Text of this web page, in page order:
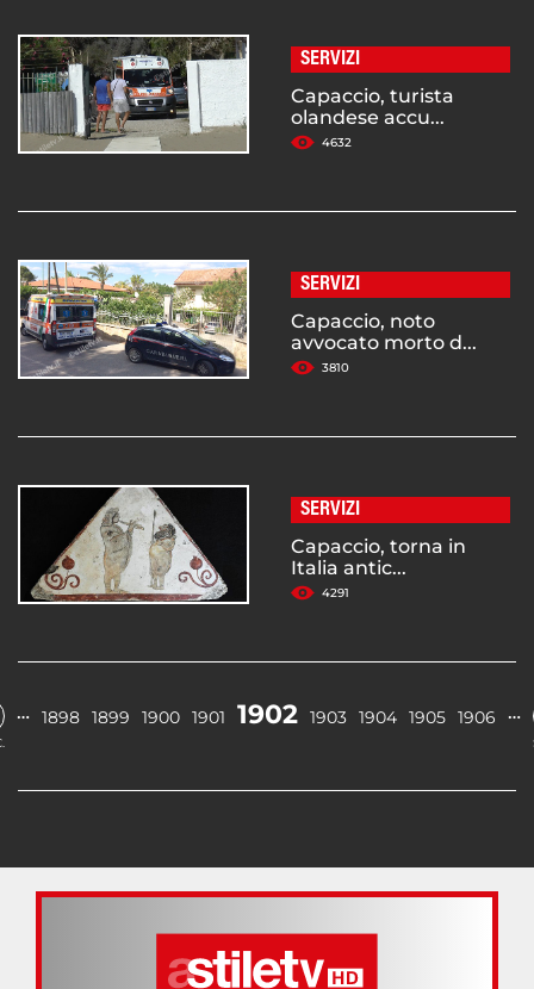
SERVIZI
Capaccio, turista
olandese accu...
4632
SERVIZI
Capaccio, noto
avvocato morto d...
3810
SERVIZI
Capaccio, torna in
Italia antic...
4291
… 1898 1899 1900 1901 1902 1903 1904 1905 1906 …